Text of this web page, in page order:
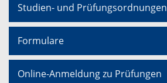
Studien- und Prüfungsordnungen
Formulare
Online-Anmeldung zu Prüfungen